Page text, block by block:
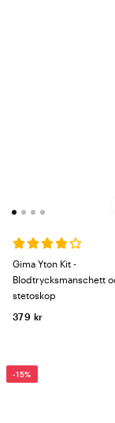
Gima Yton Kit -
Blodtrycksmanschett
stetoskop
379 kr
-15%